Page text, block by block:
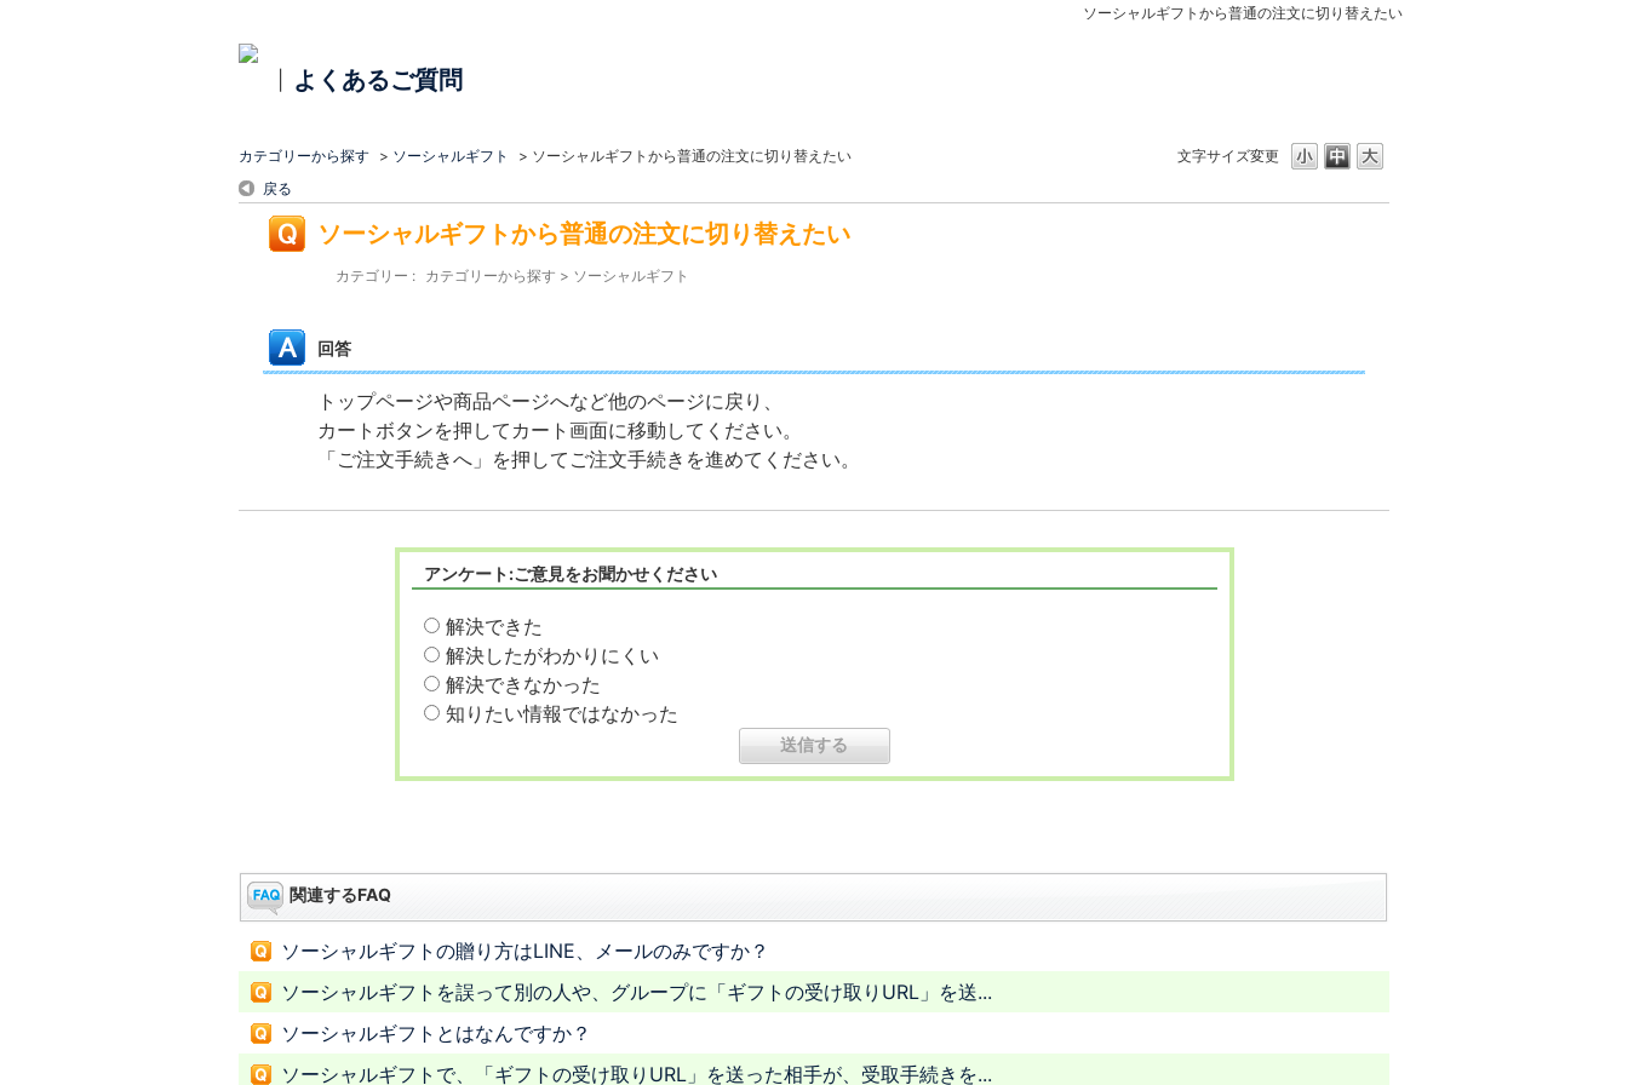
ソーシャルギフトから普通の注文に切り替えたい
よくあるご質問
文字サイズ変更
カテゴリーから探す > ソーシャルギフト > ソーシャルギフトから普通の注文に切り替えたい
戻る
ソーシャルギフトから普通の注文に切り替えたい
カテゴリー : カテゴリーから探す > ソーシャルギフト
回答
トップページや商品ページへなど他のページに戻り、
カートボタンを押してカート画面に移動してください。
「ご注文手続きへ」を押してご注文手続きを進めてください。
アンケート:ご意見をお聞かせください
解決できた
解決したがわかりにくい
解決できなかった
知りたい情報ではなかった
関連するFAQ
ソーシャルギフトの贈り方はLINE、メールのみですか？
ソーシャルギフトを誤って別の人や、グループに「ギフトの受け取りURL」を送...
ソーシャルギフトとはなんですか？
ソーシャルギフトで、「ギフトの受け取りURL」を送った相手が、受取手続きを...